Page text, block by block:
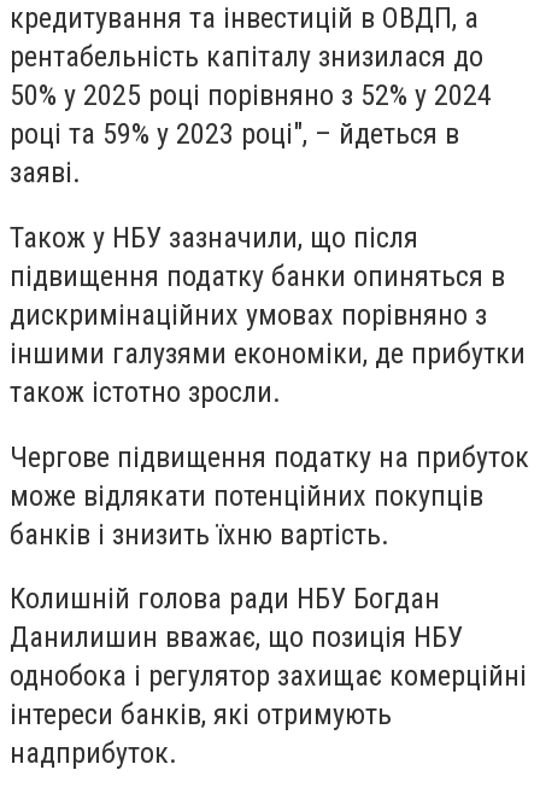
кредитування та інвестицій в ОВДП, а
рентабельність капіталу знизилася до
50% у 2025 році порівняно з 52% у 2024
році та 59% у 2023 році", – йдеться в
заяві.
Також у НБУ зазначили, що після
підвищення податку банки опиняться в
дискримінаційних умовах порівняно з
іншими галузями економіки, де прибутки
також істотно зросли.
Чергове підвищення податку на прибуток
може відлякати потенційних покупців
банків і знизить їхню вартість.
Колишній голова ради НБУ Богдан
Данилишин вважає, що позиція НБУ
однобока і регулятор захищає комерційні
інтереси банків, які отримують
надприбуток.